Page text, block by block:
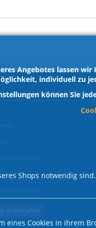
Angebotes lassen
individuell zu
können Sie
Shops notwendig sind.
Cookies in ihrem
INFORMATIONEN